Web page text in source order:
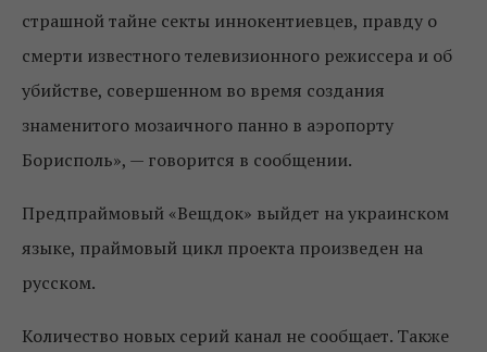
страшной тайне секты иннокентиевцев, правду о
смерти известного телевизионного режиссера и об
убийстве, совершенном во время создания
знаменитого мозаичного панно в аэропорту
Борисполь», — говорится в сообщении.
Предпраймовый «Вещдок» выйдет на украинском
языке, праймовый цикл проекта произведен на
русском.
Количество новых серий канал не сообщает. Также